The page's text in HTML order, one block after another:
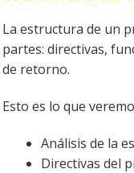
La estructura de un
partes: directivas,
de retorno.
Esto es lo que
Análisis de la
Directivas del